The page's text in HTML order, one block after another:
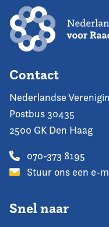
Contact
Nederlandse
Postbus 30435
2500 GK Den Haag
070-373 8195
Stuur ons een e-
Snel naar